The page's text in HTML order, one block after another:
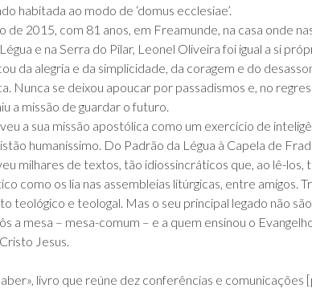
habitada ao modo de ‘domus ecclesiae’.
2015, com 81 anos, em Freamunde, na casa onde
e na Serra do Pilar, Leonel Oliveira foi igual a si
da alegria e da simplicidade, da coragem e do
Nunca se deixou apoucar por passadismos e, no
a missão de guardar o futuro.
a sua missão apostólica como um exercício de
humaníssimo. Do Padrão da Légua à Capela de
milhares de textos, tão idiossincráticos que, ao lê-los,
como os lia nas assembleias litúrgicas, entre amigos.
teológico e teologal. Mas o seu principal legado não
a mesa – mesa-comum – e a quem ensinou o
Jesus.
livro que reúne dez conferências e